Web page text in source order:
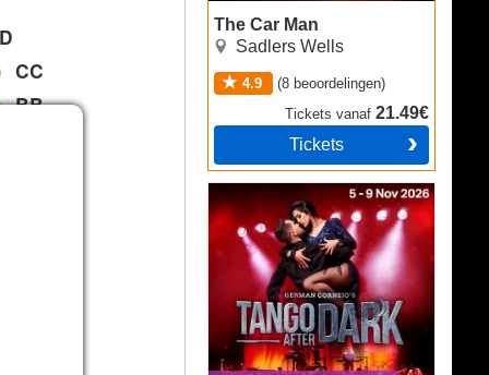
CC
BB
The Car Man
Sadlers Wells
4.9 (8beoordelingen)
Ticketsvanaf21.49€
Tickets
Tango After Dark